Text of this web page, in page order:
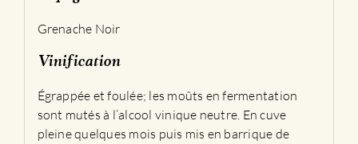
Grenache Noir
Vinification
Égrappée et foulée; les moûts en fermentation
sont mutés à l’alcool vinique neutre. En cuve
pleine quelques mois puis mis en barrique de